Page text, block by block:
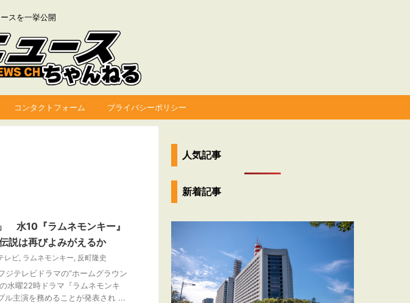
スを一挙公開
コンタクトフォーム プライバシーポリシー
水10『ラムネモンキー』
説は再びよみがえるか
レビ ラムネモンキー 反町隆史
ジテレビドラマの“ホームグラウン
水曜22時ドラマ『ラムネモンキ
ル主演を務めることが発表され ...
人気記事
新着記事